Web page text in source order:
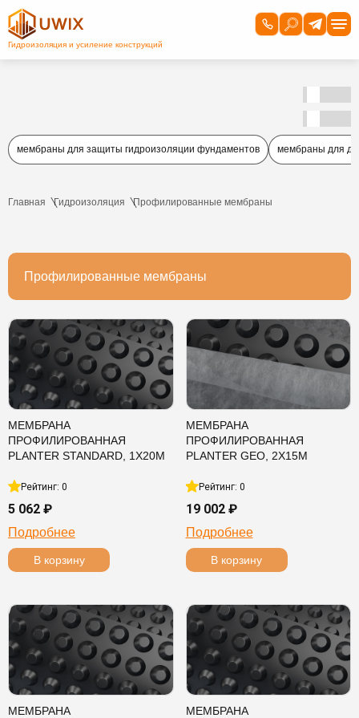
мембраны для защиты гидроизоляции фундаментов мембраны для
Главная Гидроизоляция Профилированные мембраны
Профилированные мембраны
МЕМБРАНА
ПРОФИЛИРОВАННАЯ
PLANTER STANDARD, 1Х20М
Рейтинг: 0
5 062 ₽
Подробнее
В корзину
МЕМБРАНА
ПРОФИЛИРОВАННАЯ
PLANTER GEO, 2Х15М
Рейтинг: 0
19 002 ₽
Подробнее
В корзину
МЕМБРАНА
МЕМБРАНА